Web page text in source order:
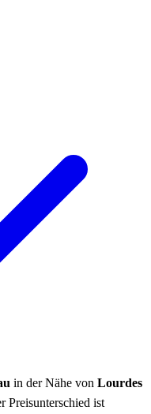
in der Nähe von Lourdes
Preisunterschied ist